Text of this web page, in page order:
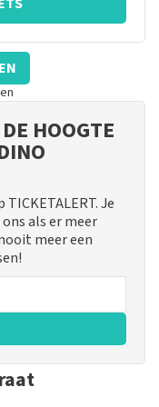
HOOGTE
Je
als er meer
meer een